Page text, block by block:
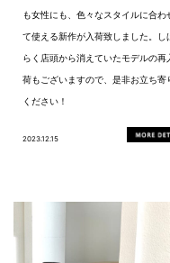
も女性にも、色々なスタイルに合わ
て使える新作が入荷致しました。し
らく店頭から消えていたモデルの再
荷もございますので、是非お立ち寄
ください！
2023.12.15